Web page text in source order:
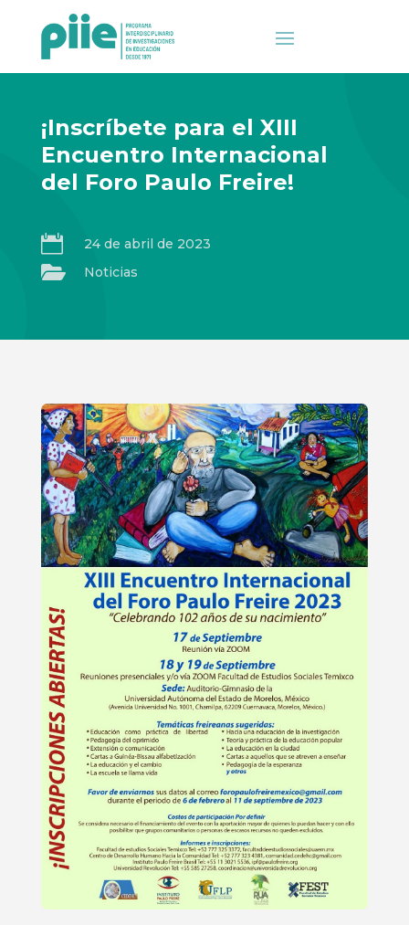
¡Inscríbete para el XIII
Encuentro Internacional
del Foro Paulo Freire!
 24 de abril de 2023
 Noticias